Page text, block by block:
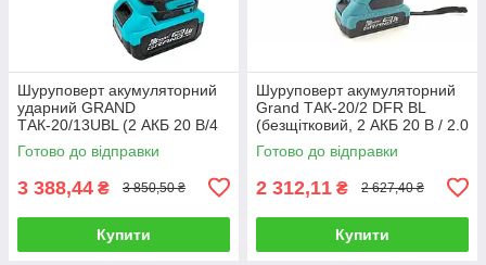
Шуруповерт акумуляторний
ударний GRAND
ТАК-20/13UBL (2 АКБ 20 В/4
A/h, зарядне, кейс)
Готово до відправки
3 388,44 ₴ 3 850,50 ₴
Купити
Шуруповерт акумуляторний
Grand ТАК-20/2 DFR BL
(безщітковий, 2 АКБ 20 В / 2.0
Ач, знімний патрон)
Готово до відправки
2 312,11 ₴ 2 627,40 ₴
Купити